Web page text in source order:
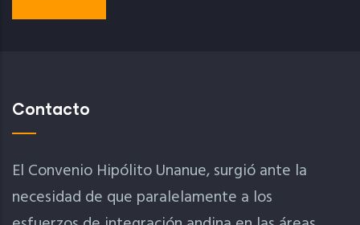
Contacto
El Convenio Hipólito Unanue, surgió ante la
necesidad de que paralelamente a los